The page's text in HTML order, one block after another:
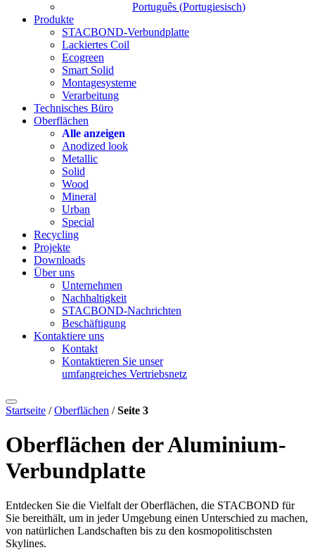
Português (Portugiesisch)
Produkte
STACBOND-Verbundplatte
Lackiertes Coil
Ecogreen
Smart Solid
Montagesysteme
Verarbeitung
Technisches Büro
Oberflächen
Alle anzeigen
Anodized look
Metallic
Solid
Wood
Mineral
Urban
Special
Recycling
Projekte
Downloads
Über uns
Unternehmen
Nachhaltigkeit
STACBOND-Nachrichten
Beschäftigung
Kontaktiere uns
Kontakt
Kontaktieren Sie unser
umfangreiches Vertriebsnetz
Startseite /Oberflächen /Seite 3
Oberflächen der Aluminium-
Verbundplatte
Entdecken Sie die Vielfalt der Oberflächen, die STACBOND für
Sie bereithält, um in jeder Umgebung einen Unterschied zu machen,
von natürlichen Landschaften bis zu den kosmopolitischsten
Skylines.